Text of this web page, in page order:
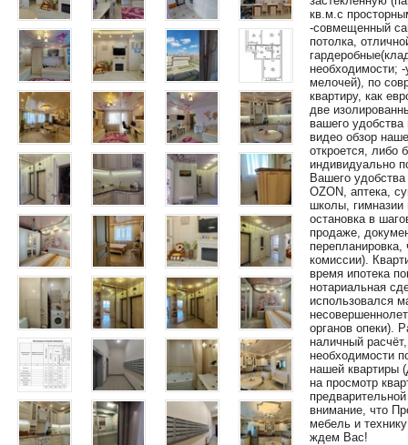
кв.м.с
-совмещенный
потолка,
необходимости;
мелочей), по
квартиру, как
две
вашего
видео обзор
откроется, либо
индивидуально
Вашего
ОZON, аптека,
школы, гимназии
остановка в
продаже,
перепланировка,
комиссии).
время ипотека
нотариальная
использовался
органов опеки).
наличный
необходимости
нашей квартиры
на просмотр
внимание, что
мебель и
ждем Вас!